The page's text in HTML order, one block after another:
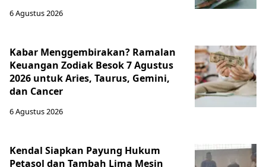
6 Agustus 2026
Kabar Menggembirakan? Ramalan
Keuangan Zodiak Besok 7 Agustus
2026 untuk Aries, Taurus, Gemini,
dan Cancer
6 Agustus 2026
Kendal Siapkan Payung Hukum
Petasol dan Tambah Lima Mesin